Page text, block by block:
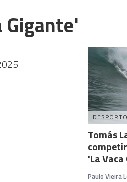
Gigante'
DESPORTO
Tomás
'La
Paulo Vieira